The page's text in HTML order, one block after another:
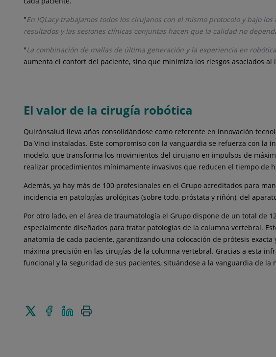
"En IQLacy trabajamos todos los cirujanos con el mismo protocolo y bajo
resultados y las sesiones clínicas conjuntas hacen que la calidad no
"La combinación de mallas de última generación y la experiencia en
aumenta el confort del paciente, sino que minimiza los riesgos asociados
El valor de la cirugía robótica
Quirónsalud lleva años consolidándose como referente en innovación
Da Vinci instaladas. Este compromiso con la vanguardia se refuerza con la
modelo, que transforma los movimientos del cirujano en impulsos de
realizar procedimientos mínimamente invasivos que reducen el tiempo de
Además, ya hay más de 100 profesionales en el Grupo acreditados para
incidencia en patologías urológicas (sobre todo, próstata y riñón), del
Por otro lado, en el área de traumatología el Grupo dispone de un total de
especialmente diseñados para tratar patologías de la columna vertebral.
anatomía de cada paciente, garantizando una colocación de prótesis
máxima precisión en las cirugías de la columna vertebral. Gracias a esta
funcional y la seguridad de sus pacientes, situándose a la vanguardia de la
Enviar
CompartirCompartir